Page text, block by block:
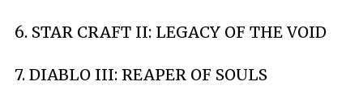
6. STAR CRAFT II: LEGACY OF THE VOID
7. DIABLO III: REAPER OF SOULS